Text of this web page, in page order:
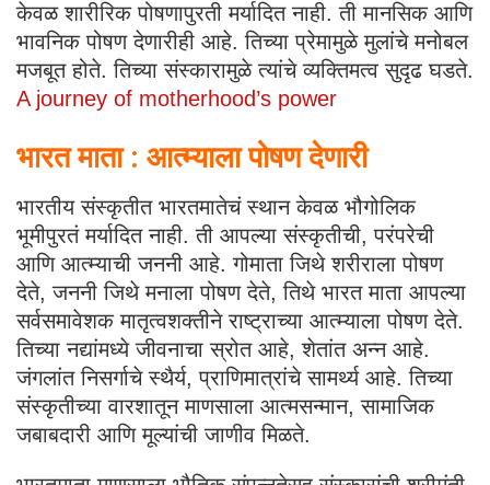
केवळ शारीरिक पोषणापुरती मर्यादित नाही. ती मानसिक आणि
भावनिक पोषण देणारीही आहे. तिच्या प्रेमामुळे मुलांचे मनोबल
मजबूत होते. तिच्या संस्कारामुळे त्यांचे व्यक्तिमत्व सुदृढ घडते.
A journey of motherhood’s power
भारत माता : आत्म्याला पोषण देणारी
भारतीय संस्कृतीत भारतमातेचं स्थान केवळ भौगोलिक
भूमीपुरतं मर्यादित नाही. ती आपल्या संस्कृतीची, परंपरेची
आणि आत्म्याची जननी आहे. गोमाता जिथे शरीराला पोषण
देते, जननी जिथे मनाला पोषण देते, तिथे भारत माता आपल्या
सर्वसमावेशक मातृत्वशक्तीने राष्ट्राच्या आत्म्याला पोषण देते.
तिच्या नद्यांमध्ये जीवनाचा स्रोत आहे, शेतांत अन्न आहे.
जंगलांत निसर्गाचे स्थैर्य, प्राणिमात्रांचे सामर्थ्य आहे. तिच्या
संस्कृतीच्या वारशातून माणसाला आत्मसन्मान, सामाजिक
जबाबदारी आणि मूल्यांची जाणीव मिळते.